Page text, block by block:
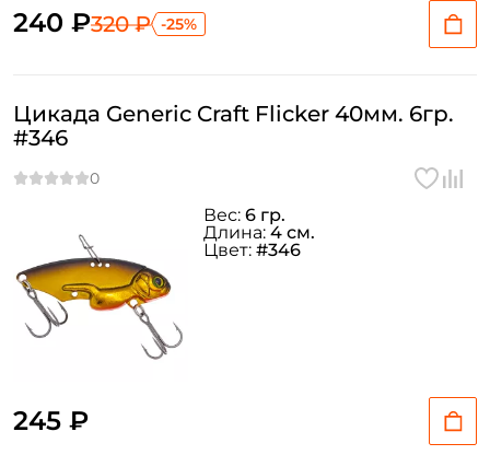
240 ₽320 ₽ -25%
Цикада Generic Craft Flicker 40мм. 6гр.
#346
245 ₽
Вес: 6 гр.
Длина: 4 см.
Цвет: #346